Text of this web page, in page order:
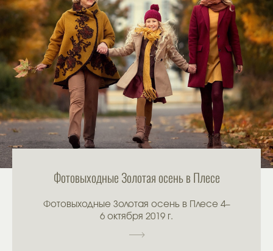
Фотовыходные Золотая осень в Плесе
Фотовыходные Золотая осень в Плесе 4–
6 октября 2019 г.